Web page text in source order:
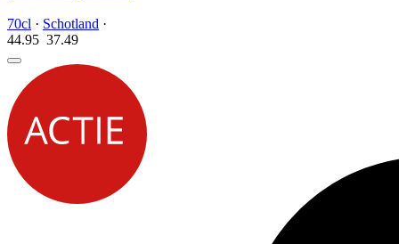
70cl · Schotland ·
44.95 37.49